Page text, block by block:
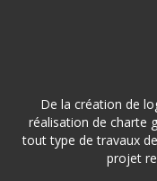
De la création de
réalisation de charte
tout type de travaux
projet